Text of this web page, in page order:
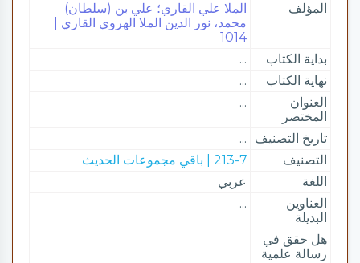
المؤلف
الملا علي القاري؛ علي بن (سلطان)
محمد، نور الدين الملا الهروي القاري |
1014
بداية الكتاب
...
نهاية الكتاب
...
العنوان
المختصر
...
تاريخ التصنيف
...
التصنيف
213-7 | باقي مجموعات الحديث
اللغة
عربي
العناوين
البديلة
...
هل حقق في
رسالة علمية